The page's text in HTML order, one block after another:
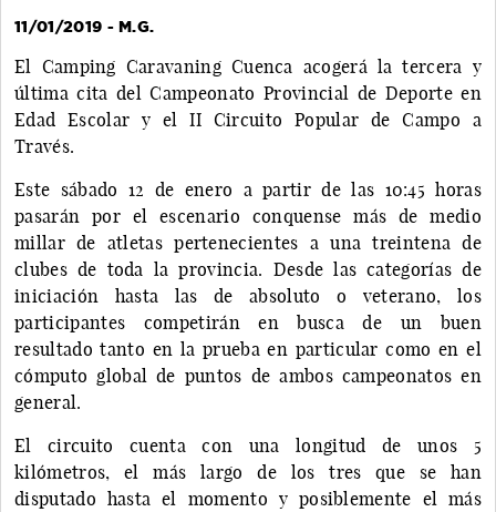
11/01/2019 - M.G.
El Camping Caravaning Cuenca acogerá la tercera y
última cita del Campeonato Provincial de Deporte en
Edad Escolar y el II Circuito Popular de Campo a
Través.
Este sábado 12 de enero a partir de las 10:45 horas
pasarán por el escenario conquense más de medio
millar de atletas pertenecientes a una treintena de
clubes de toda la provincia. Desde las categorías de
iniciación hasta las de absoluto o veterano, los
participantes competirán en busca de un buen
resultado tanto en la prueba en particular como en el
cómputo global de puntos de ambos campeonatos en
general.
El circuito cuenta con una longitud de unos 5
kilómetros, el más largo de los tres que se han
disputado hasta el momento y posiblemente el más